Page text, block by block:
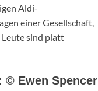
Aldi-
einer Gesellschaft,
Leute sind platt
© Ewen Spencer